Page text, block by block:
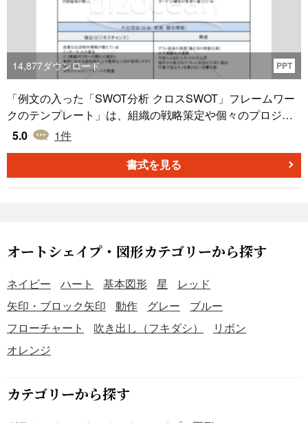
14,877ダウンロード PPT
「例文の入った「SWOT分析 クロスSWOT」フレームワー
クのテンプレート」は、組織の戦略策定や個々のプロジェ
クト計画において、非常に効果的な分析ツールです。SWO
プレートは、内部の強みや弱み、そして外部の機会や脅威
を洗い出し、これらの要素を組み合わせることで新たな視
とができます。テンプレートはPowerPoint形式のため、具
体的な状況に合わせて編集やフォントの変更が可能で、あ
なたの戦略策定や意思決定をさらに柔軟かつ具体的に行う
ことができます。無料でダウンロード可能ですので、ぜひ
活用しビジネスの成果向上を目指してください。
5.0 1件
書式を見る
オートシェイプ・図形カテゴリーから探す
ネイビー ハート 基本図形 星
レッド
矢印・ブロック矢印
動作 グレー
ブルー
フローチャート
吹き出し（フキダシ）
リボン
オレンジ
カテゴリーから探す